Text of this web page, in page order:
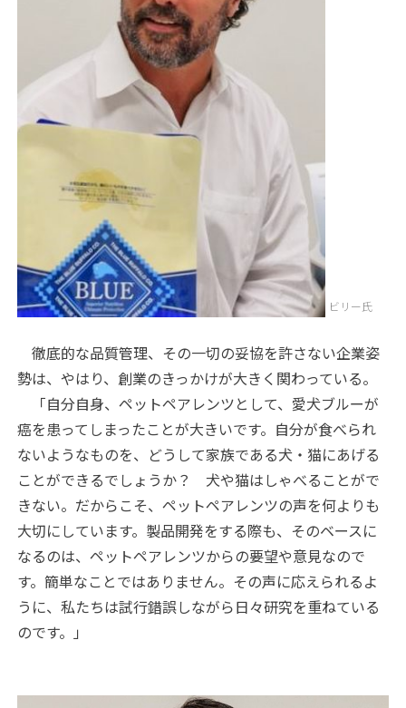
ビリー氏
徹底的な品質管理、その一切の妥協を許さない企業姿
勢は、やはり、創業のきっかけが大きく関わっている。
「自分自身、ペットペアレンツとして、愛犬ブルーが
癌を患ってしまったことが大きいです。自分が食べられ
ないようなものを、どうして家族である犬・猫にあげる
ことができるでしょうか？ 犬や猫はしゃべることがで
きない。だからこそ、ペットペアレンツの声を何よりも
大切にしています。製品開発をする際も、そのベースに
なるのは、ペットペアレンツからの要望や意見なので
す。簡単なことではありません。その声に応えられるよ
うに、私たちは試行錯誤しながら日々研究を重ねている
のです。」